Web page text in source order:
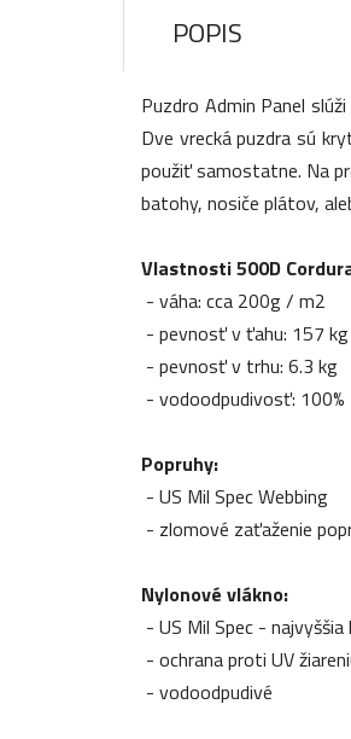
POPIS
Puzdro Admin Panel
Dve vrecká puzdra sú
použiť samostatne. Na
batohy, nosiče plátov,
Vlastnosti 500D
- váha: cca 200g / m2
- pevnosť v ťahu: 157 kg
- pevnosť v trhu: 6.3 kg
- vodoodpudivosť: 100%
Popruhy:
- US Mil Spec Webbing
- zlomové zaťaženie
Nylonové vlákno:
- US Mil Spec -
- ochrana proti UV
- vodoodpudivé